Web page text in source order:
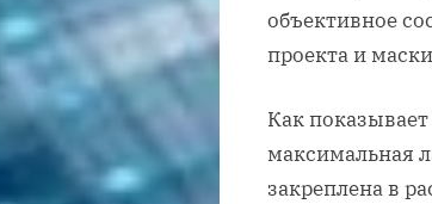
объективное
проекта и
Как
максимальная
закреплена в